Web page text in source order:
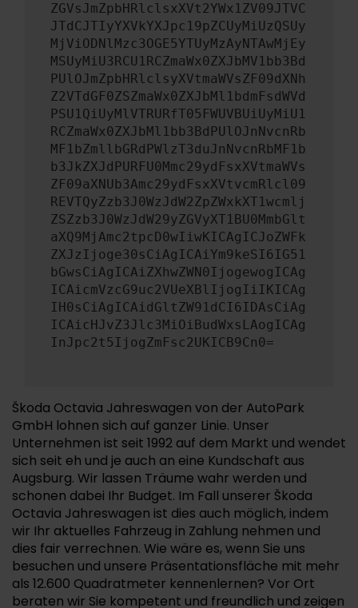
ZGVsJmZpbHRlclsxXVt2YWx1ZV09JTVC
JTdCJTIyYXVkYXJpc19pZCUyMiUzQSUy
MjViODNlMzc3OGE5YTUyMzAyNTAwMjEy
MSUyMiU3RCU1RCZmaWx0ZXJbMV1bb3Bd
PUlOJmZpbHRlclsyXVtmaWVsZF09dXNh
Z2VTdGF0ZSZmaWx0ZXJbMl1bdmFsdWVd
PSU1QiUyMlVTRURfT05FWUVBUiUyMiU1
RCZmaWx0ZXJbMl1bb3BdPUlOJnNvcnRb
MF1bZmllbGRdPWlzT3duJnNvcnRbMF1b
b3JkZXJdPURFU0Mmc29ydFsxXVtmaWVs
ZF09aXNUb3Amc29ydFsxXVtvcmRlcl09
REVTQyZzb3J0WzJdW2ZpZWxkXT1wcmlj
ZSZzb3J0WzJdW29yZGVyXT1BU0MmbGlt
aXQ9MjAmc2tpcD0wIiwKICAgICJoZWFk
ZXJzIjoge30sCiAgICAiYm9keSI6IG51
bGwsCiAgICAiZXhwZWN0IjogewogICAg
ICAicmVzcG9uc2VUeXBlIjogIiIKICAg
IH0sCiAgICAidGltZW91dCI6IDAsCiAg
ICAicHJvZ3Jlc3MiOiBudWxsLAogICAg
InJpc2t5IjogZmFsc2UKICB9Cn0=
Škoda Octavia Jahreswagen von der AutoPark
GmbH lohnen sich auf ganzer Linie. Unser
Unternehmen ist seit 1992 auf dem Markt und wendet
sich seit eh und je auch an eine Kundschaft aus
Augsburg. Wir lassen Träume wahr werden und
schonen dabei Ihr Budget. Im Fall unserer Škoda
Octavia Jahreswagen ist dies auch möglich, indem
wir Ihr aktuelles Fahrzeug in Zahlung nehmen und
dies fair verrechnen. Wie wäre es, wenn Sie uns
besuchen und unsere Präsentationsfläche mit mehr
als 12.600 Quadratmeter kennenlernen? Vor Ort
beraten wir Sie kompetent und freundlich und zeigen